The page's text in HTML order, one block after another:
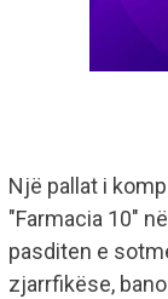
Një pallat i
"Farmacia 10" në
pasditen e
zjarrfikëse,